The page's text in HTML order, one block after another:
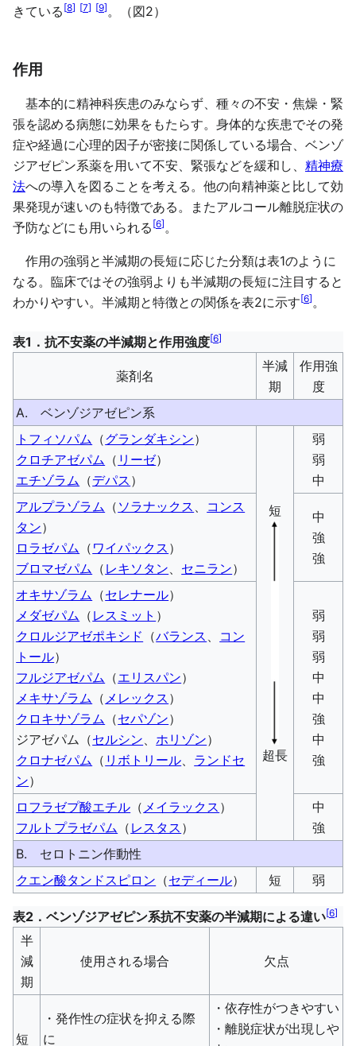
きている [8] [7] [9]。（図2）
作用
基本的に精神科疾患のみならず、種々の不安・焦燥・緊
張を認める病態に効果をもたらす。身体的な疾患でその発
症や経過に心理的因子が密接に関係している場合、ベンゾ
ジアゼピン系薬を用いて不安、緊張などを緩和し、 精神療
法への導入を図ることを考える。他の向精神薬と比して効
果発現が速いのも特徴である。またアルコール離脱症状の
予防などにも用いられる [6]。
作用の強弱と半減期の長短に応じた分類は表1のように
なる。臨床ではその強弱よりも半減期の長短に注目すると
わかりやすい。半減期と特徴との関係を表2に示す[6]。
表1．抗不安薬の半減期と作用強度[6]
薬剤名
半減
期
作用強
度
A. ベンゾジアゼピン系
トフィソパム （グランダキシン）
クロチアゼパム （ リーゼ）
エチゾラム （デパス ）
短
超長
弱
弱
中
アルプラゾラム （ ソラナックス 、 コンス
タン）
ロラゼパム （ ワイパックス ）
ブロマゼパム （ レキソタン、 セニラン）
中
強
強
オキサゾラム （セレナール）
メダゼパム （ レスミット ）
クロルジアゼポキシド （バランス 、 コン
トール）
フルジアゼパム （エリスパン）
メキサゾラム （ メレックス ）
クロキサゾラム （セパゾン）
ジアゼパム（セルシン、ホリゾン）
クロナゼパム （ リボトリール、 ランドセ
ン）
弱
弱
弱
中
中
強
中
強
ロフラゼプ酸エチル （ メイラックス ）
フルトプラゼパム （ レスタス ）
中
強
B. セロトニン作動性
クエン酸タンドスピロン （セディール） 短 弱
表2．ベンゾジアゼピン系抗不安薬の半減期による違い[6]
半
減
期
使用される場合 欠点
短
・発作性の症状を抑える際
に
・依存性がつきやすい
・離脱症状が出現しや